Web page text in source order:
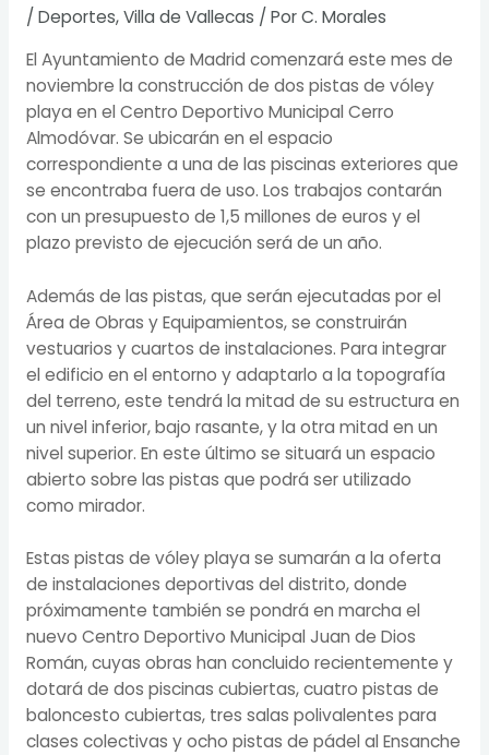
/ Deportes,Villa de Vallecas / PorC. Morales
El Ayuntamiento de Madrid comenzará este mes de
noviembre la construcción de dos pistas de vóley
playa en el Centro Deportivo Municipal Cerro
Almodóvar. Se ubicarán en el espacio
correspondiente a una de las piscinas exteriores que
se encontraba fuera de uso. Los trabajos contarán
con un presupuesto de 1,5 millones de euros y el
plazo previsto de ejecución será de un año.
Además de las pistas, que serán ejecutadas por el
Área de Obras y Equipamientos, se construirán
vestuarios y cuartos de instalaciones. Para integrar
el edificio en el entorno y adaptarlo a la topografía
del terreno, este tendrá la mitad de su estructura en
un nivel inferior, bajo rasante, y la otra mitad en un
nivel superior. En este último se situará un espacio
abierto sobre las pistas que podrá ser utilizado
como mirador.
Estas pistas de vóley playa se sumarán a la oferta
de instalaciones deportivas del distrito, donde
próximamente también se pondrá en marcha el
nuevo Centro Deportivo Municipal Juan de Dios
Román, cuyas obras han concluido recientemente y
dotará de dos piscinas cubiertas, cuatro pistas de
baloncesto cubiertas, tres salas polivalentes para
clases colectivas y ocho pistas de pádel al Ensanche